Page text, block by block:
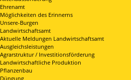
Ehrenamt
Möglichkeiten des Erinnerns
Unsere-Burgen
Landwirtschaftsamt
Aktuelle Meldungen Landwirtschaftsamt
Ausgleichsleistungen
Agrarstruktur / Investitionsförderung
Landwirtschaftliche Produktion
Pflanzenbau
Düngung